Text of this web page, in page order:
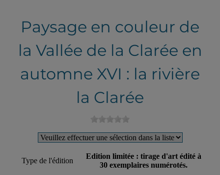
Paysage en couleur de
la Vallée de la Clarée en
automne XVI : la rivière
la Clarée
Type de l'édition
Edition limitée : tirage d'art édité à
30 exemplaires numérotés.